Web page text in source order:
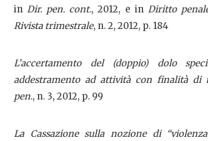
inDir. pen. cont., 2012, e in Diritto
Rivista trimestrale, n. 2, 2012, p. 184
L’accertamento del (doppio) dolo
addestramento ad attività con finalità di
pen., n. 3, 2012, p. 99
La Cassazione sulla nozione di